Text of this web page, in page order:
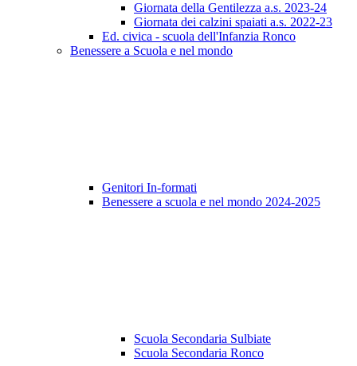
Giornata della Gentilezza a.s. 2023-24
Giornata dei calzini spaiati a.s. 2022-23
Ed. civica - scuola dell'Infanzia Ronco
Benessere a Scuola e nel mondo
Genitori In-formati
Benessere a scuola e nel mondo 2024-2025
Scuola Secondaria Sulbiate
Scuola Secondaria Ronco